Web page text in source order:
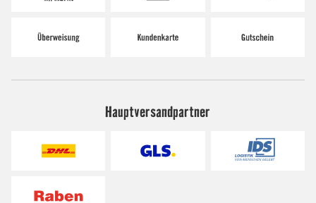
Hauptversandpartner